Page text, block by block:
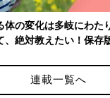
体の変化は多岐にわた
、絶対教えたい！保存
連載一覧へ